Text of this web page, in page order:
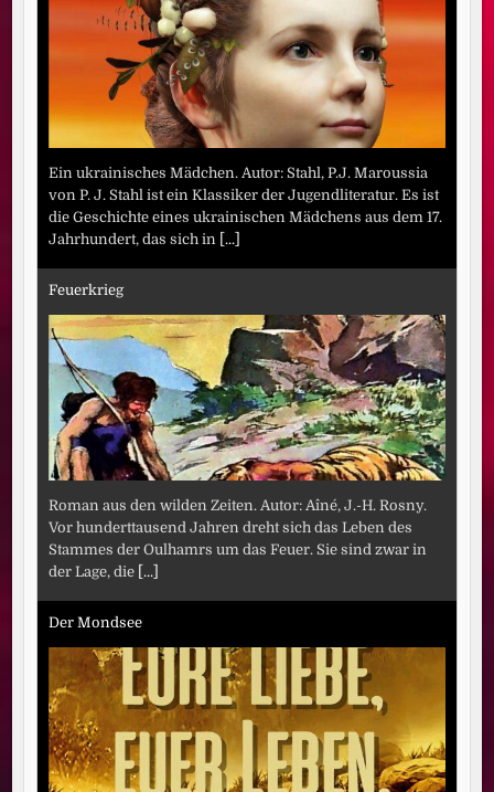
Ein ukrainisches Mädchen. Autor: Stahl, P.J. Maroussia
von P. J. Stahl ist ein Klassiker der Jugendliteratur. Es ist
die Geschichte eines ukrainischen Mädchens aus dem 17.
Jahrhundert, das sich in [...]
Feuerkrieg
Roman aus den wilden Zeiten. Autor: Aîné, J.-H. Rosny.
Vor hunderttausend Jahren dreht sich das Leben des
Stammes der Oulhamrs um das Feuer. Sie sind zwar in
der Lage, die [...]
Der Mondsee